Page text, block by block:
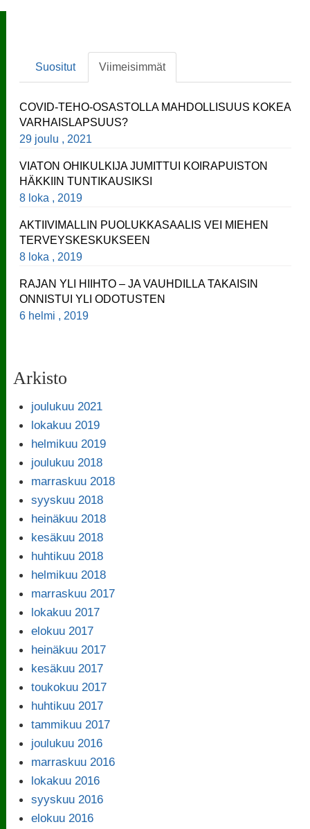
Suositut Viimeisimmät
COVID-TEHO-OSASTOLLA MAHDOLLISUUS KOKEA
VARHAISLAPSUUS?
29 joulu , 2021
VIATON OHIKULKIJA JUMITTUI KOIRAPUISTON
HÄKKIIN TUNTIKAUSIKSI
8 loka , 2019
AKTIIVIMALLIN PUOLUKKASAALIS VEI MIEHEN
TERVEYSKESKUKSEEN
8 loka , 2019
RAJAN YLI HIIHTO – JA VAUHDILLA TAKAISIN
ONNISTUI YLI ODOTUSTEN
6 helmi , 2019
Arkisto
joulukuu 2021
lokakuu 2019
helmikuu 2019
joulukuu 2018
marraskuu 2018
syyskuu 2018
heinäkuu 2018
kesäkuu 2018
huhtikuu 2018
helmikuu 2018
marraskuu 2017
lokakuu 2017
elokuu 2017
heinäkuu 2017
kesäkuu 2017
toukokuu 2017
huhtikuu 2017
tammikuu 2017
joulukuu 2016
marraskuu 2016
lokakuu 2016
syyskuu 2016
elokuu 2016